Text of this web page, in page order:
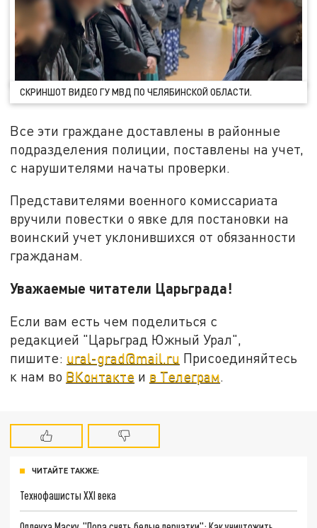
СКРИНШОТ ВИДЕО ГУ МВД ПО ЧЕЛЯБИНСКОЙ ОБЛАСТИ.
Все эти граждане доставлены в районные
подразделения полиции, поставлены на учет,
с нарушителями начаты проверки.
Представителями военного комиссариата
вручили повестки о явке для постановки на
воинский учет уклонившихся от обязанности
гражданам.
Уважаемые читатели Царьграда!
Если вам есть чем поделиться с
редакцией "Царьград Южный Урал",
пишите: ural-grad@mail.ru Присоединяйтесь
к нам во ВКонтакте и в Телеграм
ЧИТАЙТЕ ТАКЖЕ:
Технофашисты XXI века